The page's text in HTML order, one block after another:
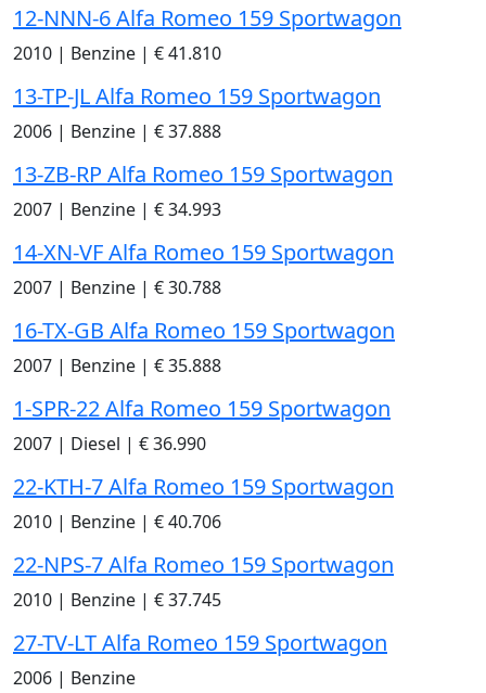
12-NNN-6 Alfa Romeo 159 Sportwagon
2010 | Benzine | € 41.810
13-TP-JL Alfa Romeo 159 Sportwagon
2006 | Benzine | € 37.888
13-ZB-RP Alfa Romeo 159 Sportwagon
2007 | Benzine | € 34.993
14-XN-VF Alfa Romeo 159 Sportwagon
2007 | Benzine | € 30.788
16-TX-GB Alfa Romeo 159 Sportwagon
2007 | Benzine | € 35.888
1-SPR-22 Alfa Romeo 159 Sportwagon
2007 | Diesel | € 36.990
22-KTH-7 Alfa Romeo 159 Sportwagon
2010 | Benzine | € 40.706
22-NPS-7 Alfa Romeo 159 Sportwagon
2010 | Benzine | € 37.745
27-TV-LT Alfa Romeo 159 Sportwagon
2006 | Benzine